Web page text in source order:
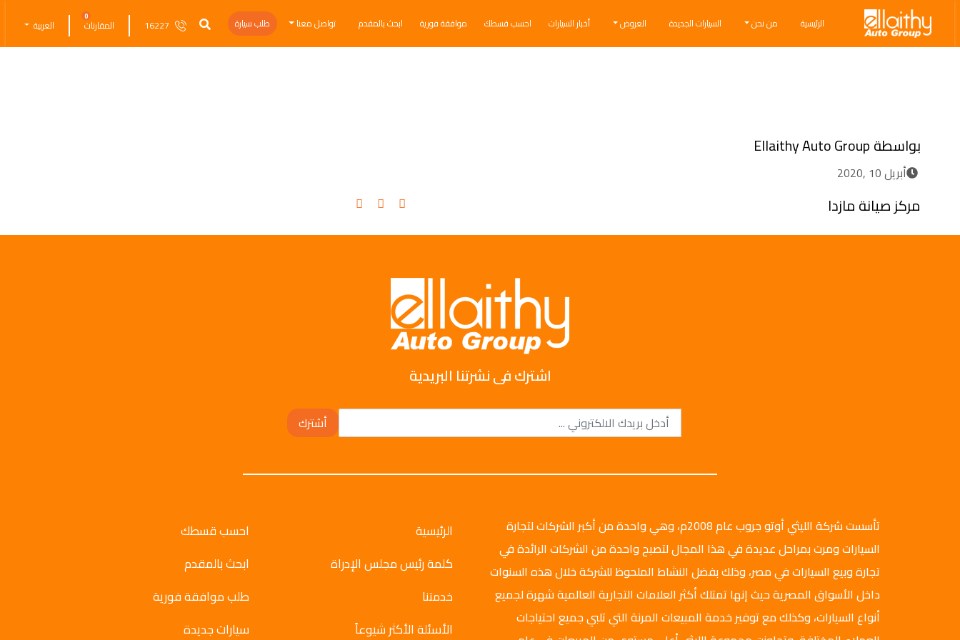
Ellaithy Auto Group
Breadcrumb navigation
الرئيسية من نحن السيارات الجديدة العروض أخبار السيارات احسب قسطك موافقة فورية ابحث بالمقدم تواصل معنا طلب سيارة 16227 المقارنات
0
العربية
بواسطةEllaithy Auto Group
أبريل 10 ,2020
مركز صيانة مازدا
اشترك فى نشرتنا البريدية
أشترك
تأسست شركة الليثي أوتو جروب عام 2008م، وهي واحدة من أكبر الشركات لتجارة
السيارات ومرت بمراحل عديدة في هذا المجال لتصبح واحدة من الشركات الرائدة في
تجارة وبيع السيارات في مصر، وذلك بفضل النشاط الملحوظ للشركة خلال هذه السنوات
داخل الأسواق المصرية حيث إنها تمتلك أكثر العلامات التجارية العالمية شهرة لجميع
أنواع السيارات، وكذلك مع توفير خدمة المبيعات المرنة التي تلبي جميع احتياجات
الرئيسية
كلمة رئيس مجلس الإدراة
خدمتنا
الأسئلة الأكثر شيوعاً
احسب قسطك
ابحث بالمقدم
طلب موافقة فورية
سيارات جديدة